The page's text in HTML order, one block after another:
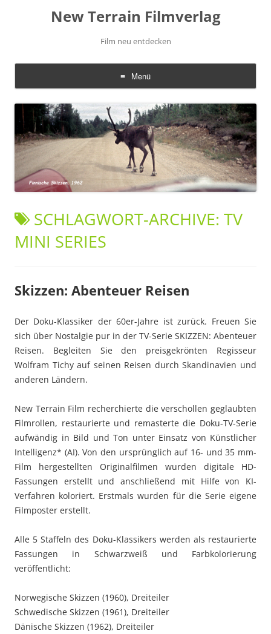
New Terrain Filmverlag
Film neu entdecken
Menü
Zum
Inhalt
springen
SCHLAGWORT-ARCHIVE: TV
MINI SERIES
Skizzen: Abenteuer Reisen
Der Doku-Klassiker der 60er-Jahre ist zurück. Freuen Sie
sich über Nostalgie pur in der TV-Serie SKIZZEN: Abenteuer
Reisen. Begleiten Sie den preisgekrönten Regisseur
Wolfram Tichy auf seinen Reisen durch Skandinavien und
anderen Ländern.
New Terrain Film recherchierte die verschollen geglaubten
Filmrollen, restaurierte und remasterte die Doku-TV-Serie
aufwändig in Bild und Ton unter Einsatz von Künstlicher
Intelligenz* (AI). Von den ursprünglich auf 16- und 35 mm-
Film hergestellten Originalfilmen wurden digitale HD-
Fassungen erstellt und anschließend mit Hilfe von KI-
Verfahren koloriert. Erstmals wurden für die Serie eigene
Filmposter erstellt.
Alle 5 Staffeln des Doku-Klassikers werden als restaurierte
Fassungen in Schwarzweiß und Farbkolorierung
veröffentlicht:
Norwegische Skizzen (1960), Dreiteiler
Schwedische Skizzen (1961), Dreiteiler
Dänische Skizzen (1962), Dreiteiler